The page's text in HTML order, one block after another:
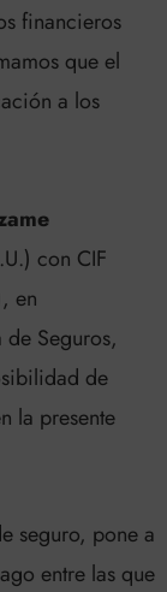
financieros
que el
a los
con CIF
en
Seguros,
de
la presente
seguro, pone a
entre las que